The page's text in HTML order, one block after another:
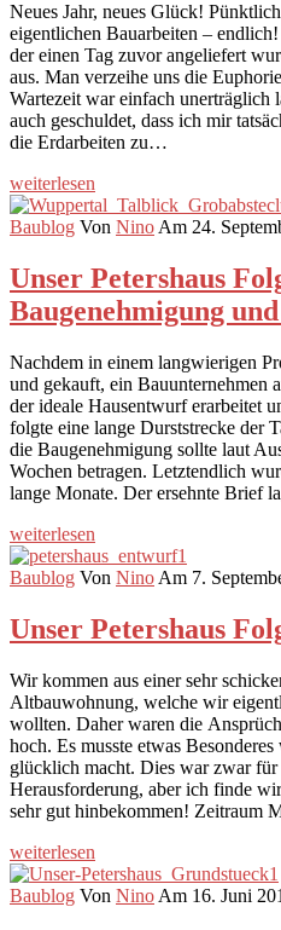
Neues Jahr, neues Glück!
eigentlichen Bauarbeiten –
der einen Tag zuvor angeliefert
aus. Man verzeihe uns die
Wartezeit war einfach unerträglich
auch geschuldet, dass ich mir
die Erdarbeiten zu…
weiterlesen
Baublog Von Nino Am 24.
Unser Petershaus
Baugenehmigung
Nachdem in einem langwierigen
und gekauft, ein Bauunternehmen
der ideale Hausentwurf erarbeitet
folgte eine lange Durststrecke der
die Baugenehmigung sollte laut
Wochen betragen. Letztendlich
lange Monate. Der ersehnte Brief
weiterlesen
Baublog Von Nino Am 7.
Unser Petershaus
Wir kommen aus einer sehr
Altbauwohnung, welche wir
wollten. Daher waren die
hoch. Es musste etwas
glücklich macht. Dies war zwar für
Herausforderung, aber ich finde
sehr gut hinbekommen! Zeitraum
weiterlesen
Baublog Von Nino Am 16. Juni